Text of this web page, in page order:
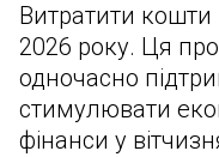
Витратити кошти
2026 року. Ця
одночасно
стимулювати
фінанси у